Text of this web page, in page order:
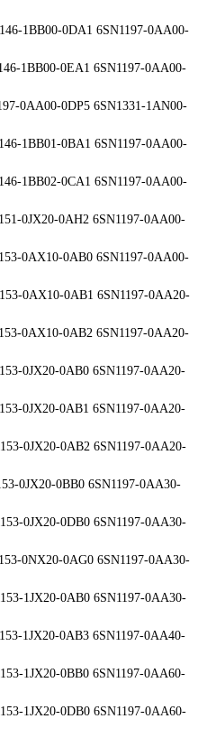
1BB00-0DA1 6SN1197-0AA00-
1BB00-0EA1 6SN1197-0AA00-
0AA00-0DP5 6SN1331-1AN00-
1BB01-0BA1 6SN1197-0AA00-
1BB02-0CA1 6SN1197-0AA00-
0JX20-0AH2 6SN1197-0AA00-
0AX10-0AB0 6SN1197-0AA00-
0AX10-0AB1 6SN1197-0AA20-
0AX10-0AB2 6SN1197-0AA20-
0JX20-0AB0 6SN1197-0AA20-
0JX20-0AB1 6SN1197-0AA20-
0JX20-0AB2 6SN1197-0AA20-
0JX20-0BB0 6SN1197-0AA30-
0JX20-0DB0 6SN1197-0AA30-
0NX20-0AG0 6SN1197-0AA30-
1JX20-0AB0 6SN1197-0AA30-
1JX20-0AB3 6SN1197-0AA40-
1JX20-0BB0 6SN1197-0AA60-
1JX20-0DB0 6SN1197-0AA60-